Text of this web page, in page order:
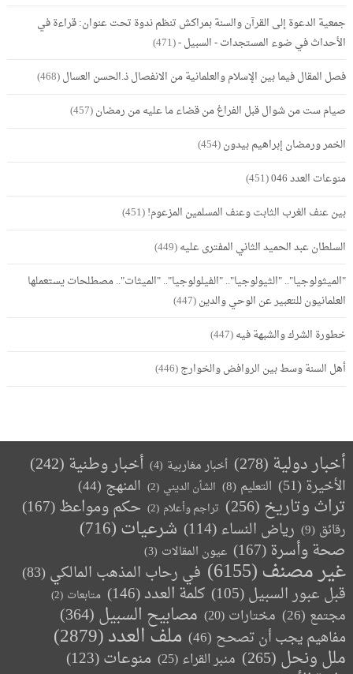
جمعية الدعوة إلى القرآن والسنة بمراكش تنظم ندوة تحت عنوان: قراءة في
الأحداث في ضوء المستجدات - السبيل -(471)
فصل المقال فيما بين الإسلام والعلمانية من الانفصال ذ.الحسن العسال(468)
صيام ست من شوال قبل الفراغ من قضاء ما عليه من رمضان(457)
الخمر ورمضان إبراهيم بيدون(454)
منوعات العدد 046
(451)
بين عنف الغرب الثابت وعنف المسلمين المزعوم!(451)
السلطان عبد الحميد الثاني المفترى عليه(449)
"الميثولوجيا".. "الثيولوجيا".. "الفيلولوجيا".. "الميثات".. مصطلحات يستعملها
العلمانيون للتعبير عن الوحي والدين(447)
خطورة الشرك والشبهة فيه(447)
أهل السنة وسط بين الروافض والخوارج(446)
أخبار دولية (278) أخبار مغاربية (4) أخبار وطنية(242)
الأخيرة (51) التعليم (8) الشأن الديني (2) المنهج (44)
تراث وتاريخ(256) تراجم وأعلام (2) حكم ومواعظ(167)
رقائق (9) رياض النساء(114) شرعيات(716)
صحة وأسرة(167) عيون المقالات (3)
غير مصنف(6155) في رحاب المذهب المالكي (83)
قبل عبور السبيل(105) كلمة العدد(146) متابعات (2)
مجتمع (26) مختارات (20) مصابيح السبيل(364)
مفاهيم يجب أن تصحح (46) ملف العدد(2879)
ملل ونحل(265) منبر القراء(25) منوعات(123)